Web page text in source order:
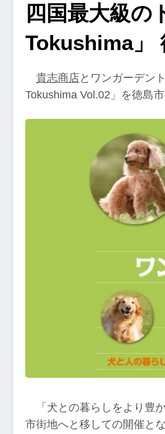
四国最大級の
Tokushima」
貴志商店とワンガーデン
Tokushima Vol.02」を徳島
「犬との暮らしをより豊
市街地へと移しての開催と